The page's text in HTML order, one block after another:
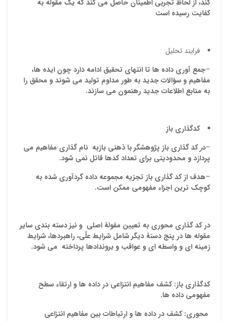
كند، از لحاظ تجربي اطمينان حاصل مي كند كه يك مقوله به
كفايت رسيده است
فرایند تحلیل
–جمع آوری داده ها تا انتهای تحقیق ادامه دارد چون ایده ها،
مفاهیم و سؤالات جدید به طور مداوم تولید می شوند و محقق را
به منابع اطلاعات جدید رهنمون می سازند.
کدگذاری باز
–درکد گذاری باز پژوهشگر با ذهنی بازبه نام گذاری مفاهیم می
پردازد و محدودیتی برای تعداد کدها قائل نمی شود.
–هدف از کد گذاری باز تجزیه مجموعه داده گردآوری شده به
کوچک ترین اجزاء مفهومی ممکن است.
در کد گذاری محوری به تعیین مقولۀ اصلی و نیزدسته بندي سایر
مقوله ها در پنج دستۀ دیگرشامل شرایطعلّی، راهبردها، شرایط
زمینه اي و واسطه اي و عواقب و بروندادها پرداخته می شود.
کدگذاری باز: کشف مفاهیم انتزاعی در داده ها و ارتقاء سطح
مفهومی داده ها.
محوری: کشف در داده ها و ارتباطات بین مفاهیم انتزاعی